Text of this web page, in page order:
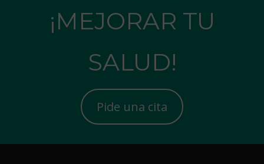
¡MEJORAR TU
SALUD!
Pide una cita